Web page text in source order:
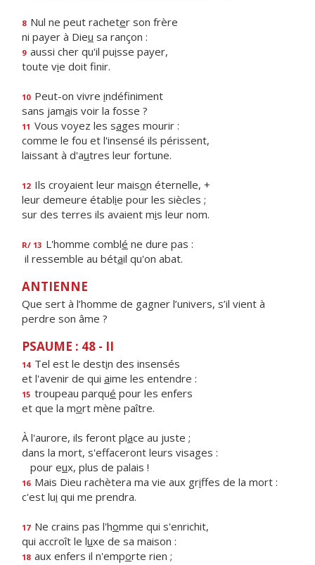
8 Nul ne peut racheter son frère
ni payer à Dieu sa rançon :
9 aussi cher qu'il puisse payer,
toute vie doit finir.
10 Peut-on vivre indéfiniment
sans jamais voir la fosse ?
11 Vous voyez les sages mourir :
comme le fou et l'insensé ils périssent,
laissant à d'autres leur fortune.
12 Ils croyaient leur maison éternelle, +
leur demeure établie pour les siècles ;
sur des terres ils avaient mis leur nom.
R/ 13 L'homme comblé ne dure pas :
il ressemble au bétail qu'on abat.
ANTIENNE
Que sert à l’homme de gagner l’univers, s’il vient à
perdre son âme ?
PSAUME : 48 - II
14 Tel est le destin des insensés
et l'avenir de qui aime les entendre :
15 troupeau parqué pour les enfers
et que la mort mène paître.
À l'aurore, ils feront place au juste ;
dans la mort, s'effaceront leurs visages :
pour eux, plus de palais !
16 Mais Dieu rachètera ma vie aux griffes de la mort :
c'est lui qui me prendra.
17 Ne crains pas l'homme qui s'enrichit,
qui accroît le luxe de sa maison :
18 aux enfers il n'emporte rien ;